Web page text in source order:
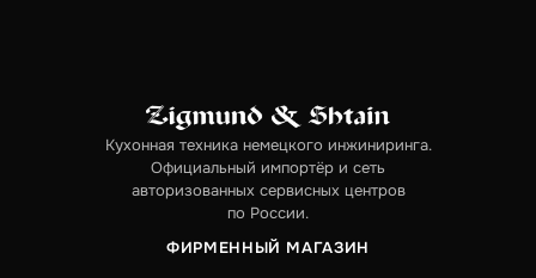
Кухонная техника немецкого инжиниринга.
Официальный импортёр и сеть
авторизованных сервисных центров
по России.
ФИРМЕННЫЙ МАГАЗИН